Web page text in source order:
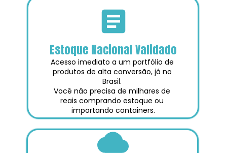
Estoque Nacional Validado
Acesso imediato a um portfólio de
produtos de alta conversão, já no
Brasil.
Você não precisa de milhares de
reais comprando estoque ou
importando containers.